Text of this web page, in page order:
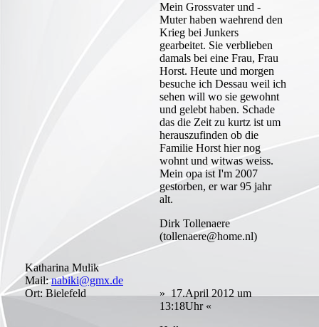
Mein Grossvater und -
Muter haben waehrend den
Krieg bei Junkers
gearbeitet. Sie verblieben
damals bei eine Frau, Frau
Horst. Heute und morgen
besuche ich Dessau weil ich
sehen will wo sie gewohnt
und gelebt haben. Schade
das die Zeit zu kurtz ist um
herauszufinden ob die
Familie Horst hier nog
wohnt und witwas weiss.
Mein opa ist I'm 2007
gestorben, er war 95 jahr
alt.
Dirk Tollenaere
(tollenaere@home.nl)
Katharina Mulik
Mail:nabiki@gmx.de
Ort: Bielefeld
» 17.April 2012 um
13:18Uhr «